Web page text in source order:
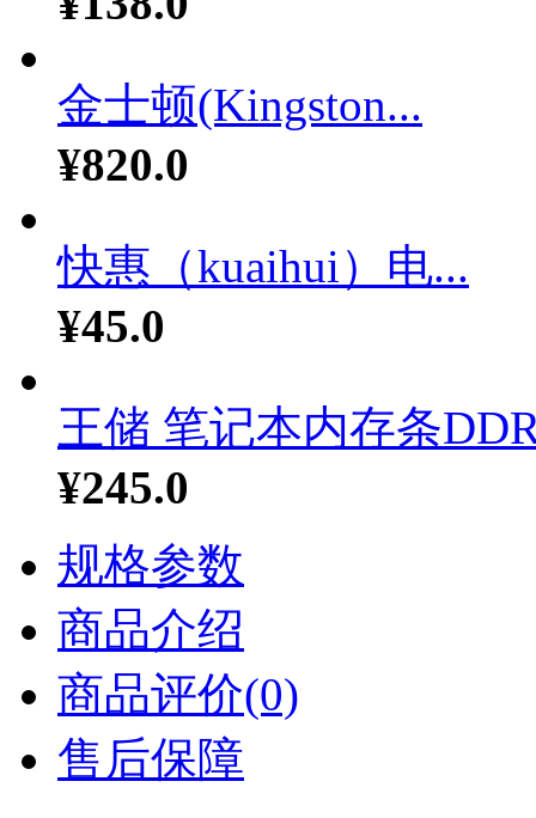
金士顿(Kingston...
¥820.0
快惠（kuaihui）电...
¥45.0
王储 笔记本内存条
¥245.0
规格参数
商品介绍
商品评价(0)
售后保障